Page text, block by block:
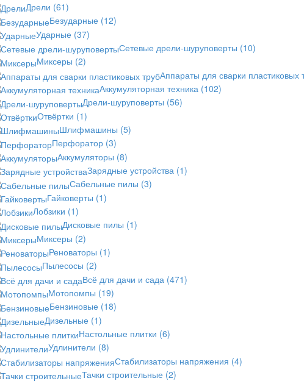
Дрели (61)
Безударные (12)
Ударные (37)
Сетевые дрели-шуруповерты (10)
Миксеры (2)
Аппараты для сварки пластиковых
Аккумуляторная техника (102)
Дрели-шуруповерты (56)
Отвёртки (1)
Шлифмашины (5)
Перфоратор (3)
Аккумуляторы (8)
Зарядные устройства (1)
Сабельные пилы (3)
Гайковерты (1)
Лобзики (1)
Дисковые пилы (1)
Миксеры (2)
Реноваторы (1)
Пылесосы (2)
Всё для дачи и сада (471)
Мотопомпы (19)
Бензиновые (18)
Дизельные (1)
Настольные плитки (6)
Удлинители (8)
Стабилизаторы напряжения (4)
Тачки строительные (2)